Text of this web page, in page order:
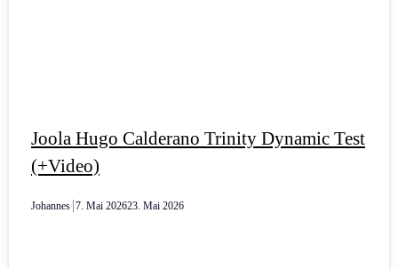
Joola Hugo Calderano Trinity Dynamic Test
(+Video)
Johannes 7. Mai 202623. Mai 2026